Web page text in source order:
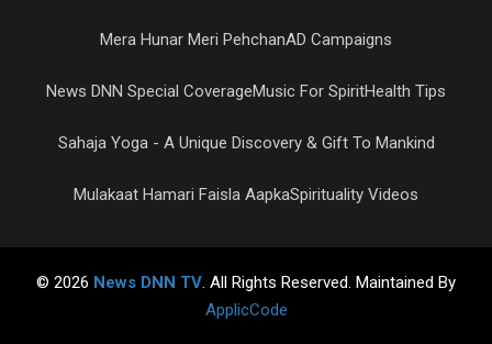
Mera Hunar Meri PehchanAD Campaigns
News DNN Special CoverageMusic For SpiritHealth Tips
Sahaja Yoga - A Unique Discovery & Gift To Mankind
Mulakaat Hamari Faisla AapkaSpirituality Videos
© 2026 News DNN TV. All Rights Reserved. Maintained By
ApplicCode